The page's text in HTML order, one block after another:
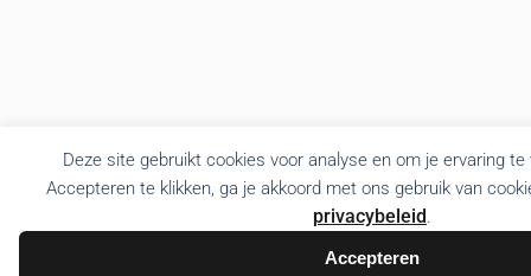
Deze site gebruikt cookies voor analyse en om je ervaring
Accepteren te klikken, ga je akkoord met ons gebruik van
privacybeleid.
Accepteren